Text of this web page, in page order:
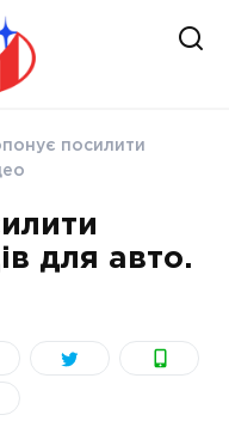
посилити
для авто.